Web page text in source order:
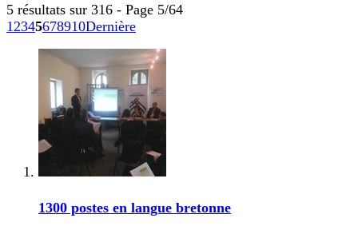
5 résultats sur 316 - Page 5/64
1 2345678910Dernière
1300 postes en langue bretonne